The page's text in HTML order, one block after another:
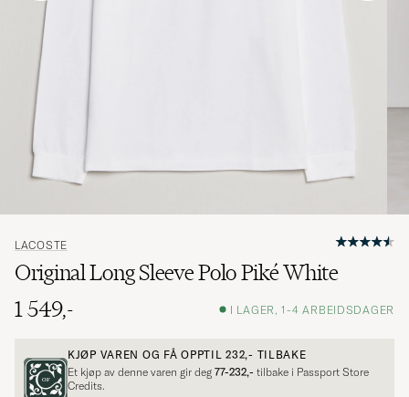
LACOSTE
Original Long Sleeve Polo Piké White
1 549,-
I LAGER, 1-4 ARBEIDSDAGER
KJØP VAREN OG FÅ OPPTIL232,- TILBAKE
Et kjøp av denne varen gir deg 77-232,- tilbake i Passport Store
Credits.